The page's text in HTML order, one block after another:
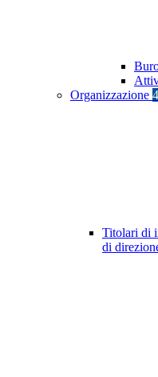
Organizzazione 4
Titolari di
di